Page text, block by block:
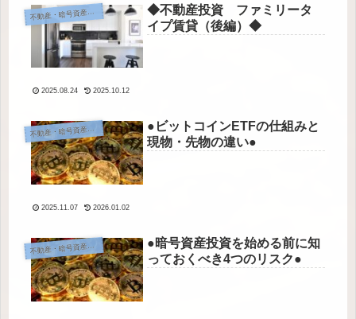
不動産・暗号資産・その他投資
◆不動産投資 ファミリータ
イプ賃貸（後編）◆
2025.08.24 2025.10.12
不動産・暗号資産・その他投資
●ビットコインETFの仕組みと
現物・先物の違い●
2025.11.07 2026.01.02
不動産・暗号資産・その他投資
●暗号資産投資を始める前に知
っておくべき4つのリスク●